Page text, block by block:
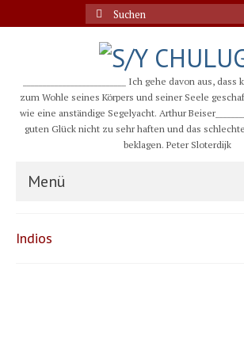
Suche
nach:
__________________________ Ich gehe davon aus,
zum Wohle seines Körpers und seiner Seele
wie eine anständige Segelyacht. Arthur
guten Glück nicht zu sehr haften und das
beklagen. Peter Sloterdijk
Menü
Indios